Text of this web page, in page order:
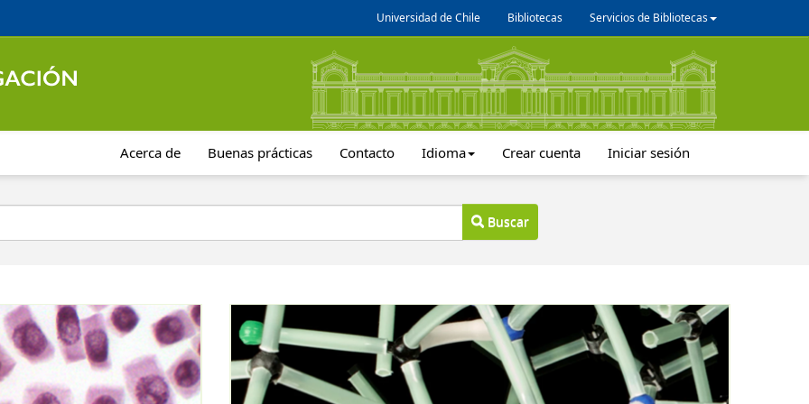
Universidad de Chile Bibliotecas Servicios de Bibliotecas
Acerca de Buenas prácticas Contacto Idioma Crear cuenta Iniciar sesión
Buscar